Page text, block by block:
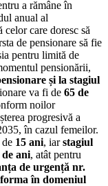
a rămâne în
anual al
care doresc să
de pensionare să fie
pentru limită de
pensionării,
și la stagiul
va fi de 65 de
noilor
progresivă a
în cazul femeilor.
15 ani, iarstagiul
ani, atât pentru
de urgență nr.
în domeniul